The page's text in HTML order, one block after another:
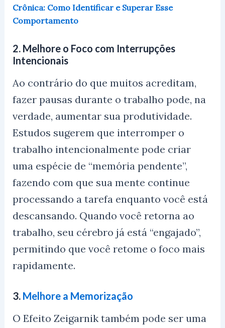
Crônica: Como Identificar e Superar Esse
Comportamento
2. Melhore o Foco com Interrupções
Intencionais
Ao contrário do que muitos acreditam,
fazer pausas durante o trabalho pode, na
verdade, aumentar sua produtividade.
Estudos sugerem que interromper o
trabalho intencionalmente pode criar
uma espécie de “memória pendente”,
fazendo com que sua mente continue
processando a tarefa enquanto você está
descansando. Quando você retorna ao
trabalho, seu cérebro já está “engajado”,
permitindo que você retome o foco mais
rapidamente.
3. Melhore a Memorização
O Efeito Zeigarnik também pode ser uma